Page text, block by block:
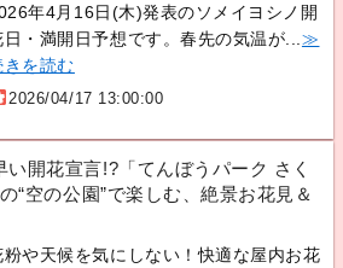
年4月16日(木)発表のソメイヨシノ開
日・満開日予想です。春先の気温が... ≫
きを読む
2026/04/17 13:00:00
い開花宣言!?「てんぼうパーク さく
“空の公園”で楽しむ、絶景お花見＆
粉や天候を気にしない！快適な屋内お花